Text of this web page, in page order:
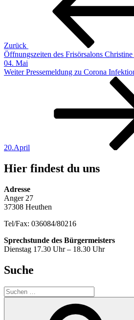
Zurück
Öffnungszeiten des Frisörsalons
04. Mai
Nächster
Weiter Pressemeldung zu Corona
20.April
Hier findest du uns
Adresse
Anger 27
37308 Heuthen
Tel/Fax: 036084/80216
Sprechstunde des Bürgermeisters
Dienstag 17.30 Uhr – 18.30 Uhr
Suche
Suche
nach: